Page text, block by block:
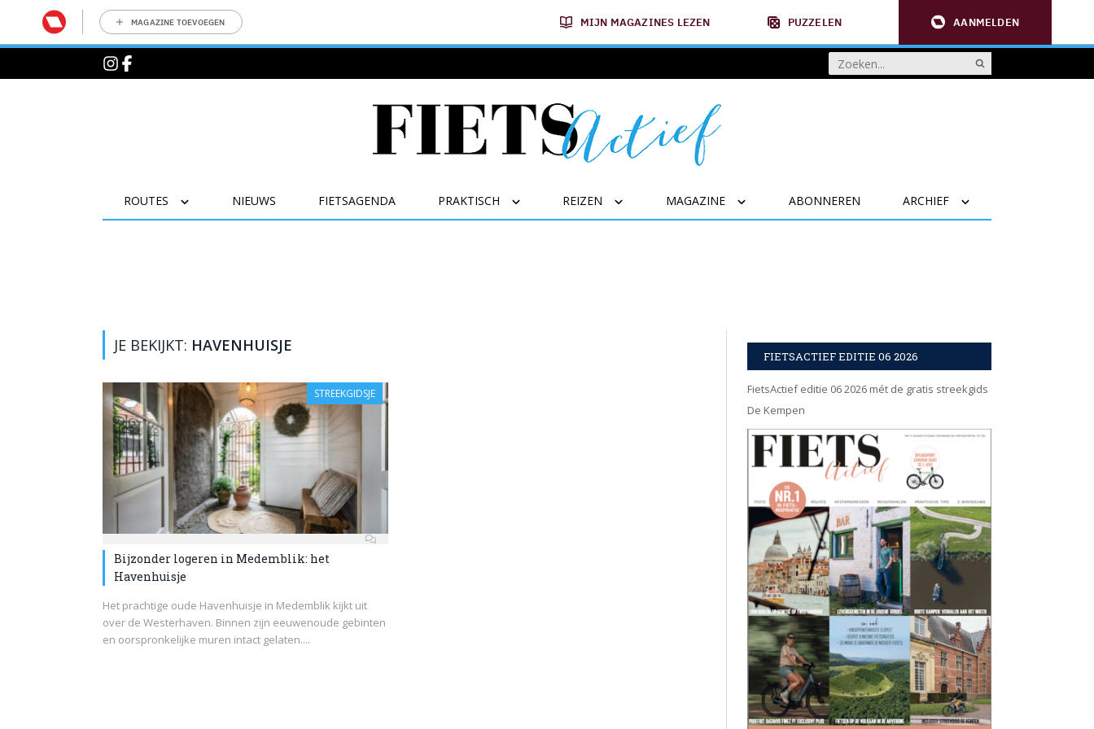
MAGAZINE TOEVOEGEN MIJN MAGAZINES LEZEN PUZZELEN AANMELDEN
ROUTES NIEUWS FIETSAGENDA PRAKTISCH REIZEN MAGAZINE ABONNEREN ARCHIEF
JE BEKIJKT: HAVENHUISJE
STREEKGIDSJE
Bijzonder logeren in Medemblik: het
Havenhuisje
Het prachtige oude Havenhuisje in Medemblik kijkt uit
over de Westerhaven. Binnen zijn eeuwenoude gebinten
en oorspronkelijke muren intact gelaten....
FIETSACTIEF EDITIE 06 2026
FietsActief editie 06 2026 mét de gratis streekgids
De Kempen